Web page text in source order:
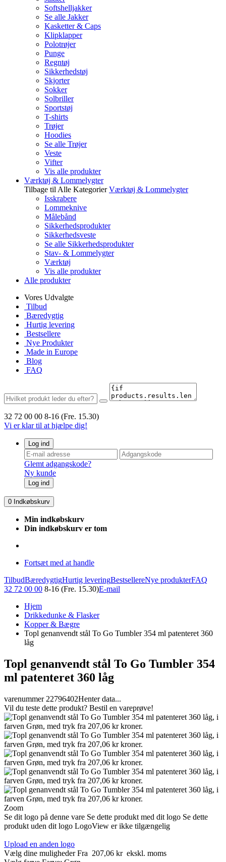
Softshelljakker
Se alle Jakker
Kasketter & Caps
Klipklapper
Polotrøjer
Punge
Regntøj
Sikkerhedstøj
Skjorter
Sokker
Solbriller
Sportstøj
T-shirts
Trøjer
Hoodies
Se alle Trøjer
Veste
Vifter
Vis alle produkter
Værktøj & Lommelygter
Tilbage til Alle Kategorier Værktøj & Lommelygter
Isskrabere
Lommeknive
Målebånd
Sikkerhedsprodukter
Sikkerhedsveste
Se alle Sikkerhedsprodukter
Stav- & Lommelygter
Værktøj
Vis alle produkter
Alle produkter
Vores Udvalgte
Tilbud
Bæredygtig
Hurtig levering
Bestsellere
Nye Produkter
Made in Europe
Blog
FAQ
32 72 00 00 8-16 (Fre. 15.30)
Vi er klar til at hjælpe dig!
Log ind
Glemt adgangskode?
Ny kunde
Log ind
0 Indkøbskurv
Min indkøbskurv
Din indkøbskurv er tom
Fortsæt med at handle
TilbudBæredygtigHurtig leveringBestsellereNye produkterFAQ
32 72 00 00 8-16 (Fre. 15.30)E-mail
Hjem
Drikkedunke & Flasker
Kopper & Bægre
Topl genanvendt stål To Go Tumbler 354 ml patenteret 360
låg
Topl genanvendt stål To Go Tumbler 354
ml patenteret 360 låg
varenummer 22796402Henter data...
Vil du teste dette produkt? Bestil en vareprøve!
Zoom
Se dit logo på denne vare Se dette produkt med dit logo Se dette
produkt uden dit logo LogoView er ikke tilgængelig
Upload en anden logo
Vælg dine muligheder Fra 207,06 kr ekskl. moms